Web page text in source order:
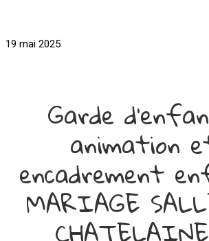
19 mai 2025
Garde
animation
encadrement
MARIAGE